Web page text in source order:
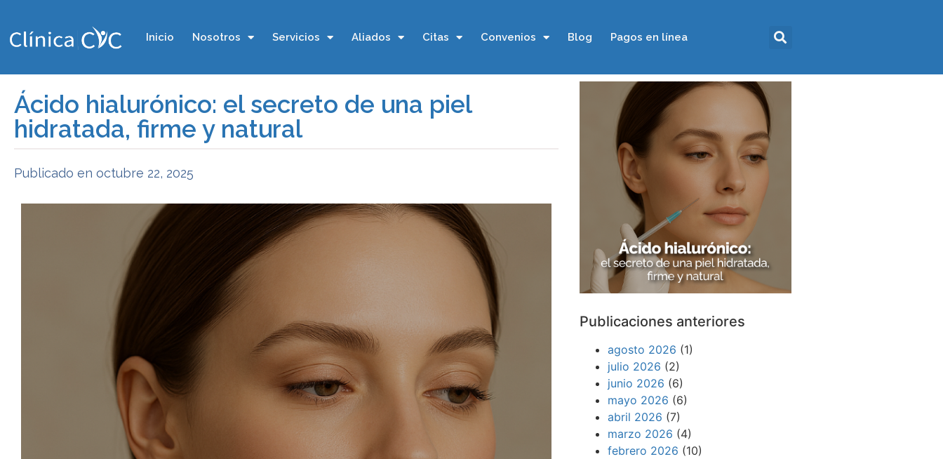
Inicio Nosotros Servicios Aliados Citas Convenios Blog Pagos en línea
Ácido hialurónico: el secreto de una piel
hidratada, firme y natural
Publicado en octubre 22, 2025
Publicaciones anteriores
agosto 2026 (1)
julio 2026 (2)
junio 2026 (6)
mayo 2026 (6)
abril 2026 (7)
marzo 2026 (4)
febrero 2026 (10)